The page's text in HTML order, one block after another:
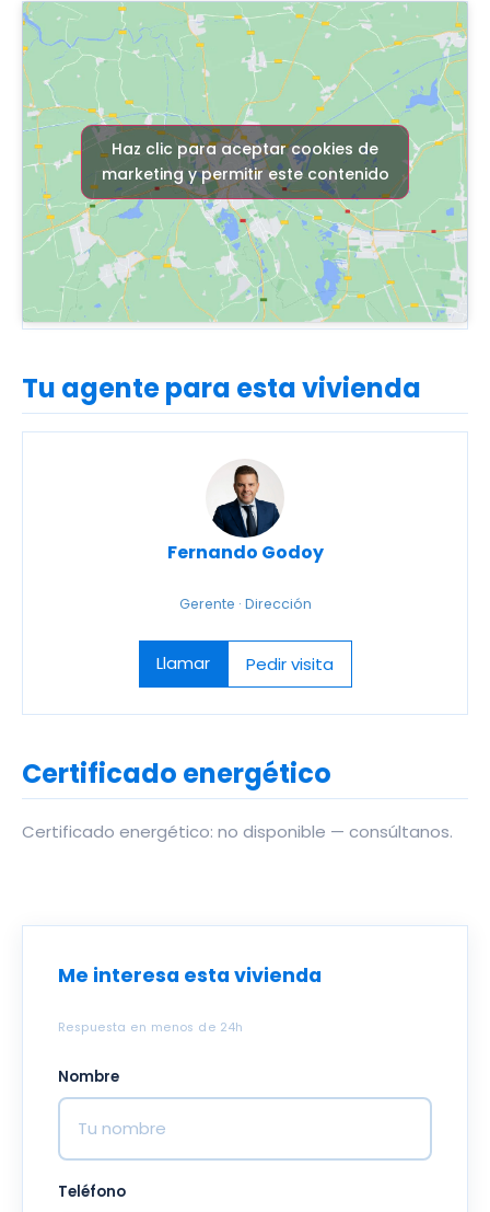
Haz clic para aceptar cookies de
marketing y permitir este contenido
Tu agente para esta vivienda
Fernando Godoy
Gerente · Dirección
Llamar Pedir visita
Certificado energético
Certificado energético: no disponible — consúltanos.
Me interesa esta vivienda
Respuesta en menos de 24h
Nombre
Teléfono